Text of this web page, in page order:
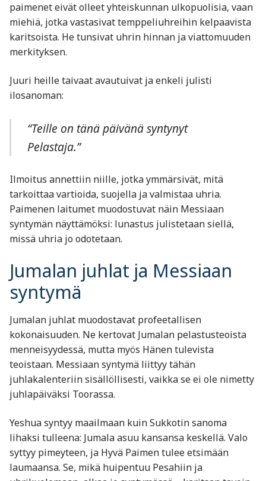
paimenet eivät olleet yhteiskunnan ulkopuolisia, vaan
miehiä, jotka vastasivat temppeliuhreihin kelpaavista
karitsoista. He tunsivat uhrin hinnan ja viattomuuden
merkityksen.
Juuri heille taivaat avautuivat ja enkeli julisti
ilosanoman:
“Teille on tänä päivänä syntynyt
Pelastaja.”
Ilmoitus annettiin niille, jotka ymmärsivät, mitä
tarkoittaa vartioida, suojella ja valmistaa uhria.
Paimenen laitumet muodostuvat näin Messiaan
syntymän näyttämöksi: lunastus julistetaan siellä,
missä uhria jo odotetaan.
Jumalan juhlat ja Messiaan
syntymä
Jumalan juhlat muodostavat profeetallisen
kokonaisuuden. Ne kertovat Jumalan pelastusteoista
menneisyydessä, mutta myös Hänen tulevista
teoistaan. Messiaan syntymä liittyy tähän
juhlakalenteriin sisällöllisesti, vaikka se ei ole nimetty
juhlapäiväksi Toorassa.
Yeshua syntyy maailmaan kuin Sukkotin sanoma
lihaksi tulleena: Jumala asuu kansansa keskellä. Valo
syttyy pimeyteen, ja Hyvä Paimen tulee etsimään
laumaansa. Se, mikä huipentuu Pesahiin ja